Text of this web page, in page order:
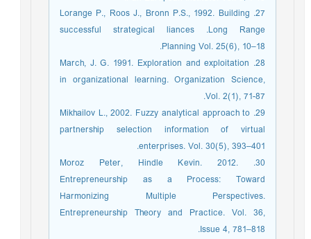
27. Lorange P., Roos J., Bronn P.S., 1992. Building
successful strategical liances .Long Range
Planning Vol. 25(6), 10–18.
28. March, J. G. 1991. Exploration and exploitation
in organizational learning. Organization Science,
Vol. 2(1), 71-87.
29. Mikhailov L., 2002. Fuzzy analytical approach to
partnership selection information of virtual
enterprises. Vol. 30(5), 393–401.
30. Moroz Peter, Hindle Kevin. 2012.
Entrepreneurship as a Process: Toward
Harmonizing Multiple Perspectives.
Entrepreneurship Theory and Practice. Vol. 36,
Issue 4, 781–818.